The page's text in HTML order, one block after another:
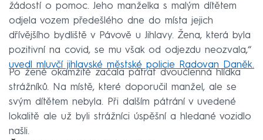
žádostí o pomoc. Jeho manželka s malým dítětem
odjela vozem předešlého dne do místa jejich
dřívějšího bydliště v Pávově u Jihlavy. Žena, která byla
pozitivní na covid, se mu však od odjezdu neozvala,“
uvedl mluvčí jihlavské městské policie Radovan Daněk.
Po ženě okamžitě začala pátrat dvoučlenná hlídka
strážníků. Na místě, které doporučil manžel, ale se
svým dítětem nebyla. Při dalším pátrání v uvedené
lokalitě ale už byli strážníci úspěšní a hledané vozidlo
našli.